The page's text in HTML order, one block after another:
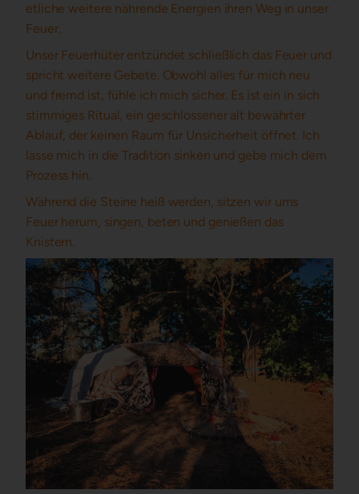
etliche weitere nährende Energien ihren Weg in unser
Feuer.
Unser Feuerhüter entzündet schließlich das Feuer und
spricht weitere Gebete. Obwohl alles für mich neu
und fremd ist, fühle ich mich sicher. Es ist ein in sich
stimmiges Ritual, ein geschlossener alt bewährter
Ablauf, der keinen Raum für Unsicherheit öffnet. Ich
lasse mich in die Tradition sinken und gebe mich dem
Prozess hin.
Während die Steine heiß werden, sitzen wir ums
Feuer herum, singen, beten und genießen das
Knistern.